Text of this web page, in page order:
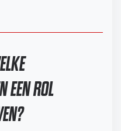
EEN ROL